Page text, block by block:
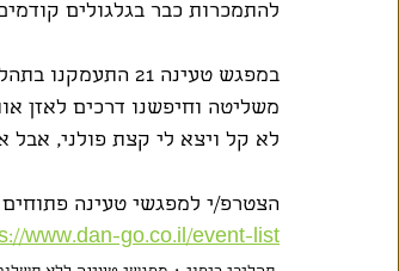
להתמכרות כבר בגלגולים
במפגש טעינה 21
משליטה וחיפשנו דרכים לאזן
לא קל ויצא לי קצת פולני, אבל
הצטרפ/י למפגשי טעינה פתוחים
www.dan-go.co.il/event-list